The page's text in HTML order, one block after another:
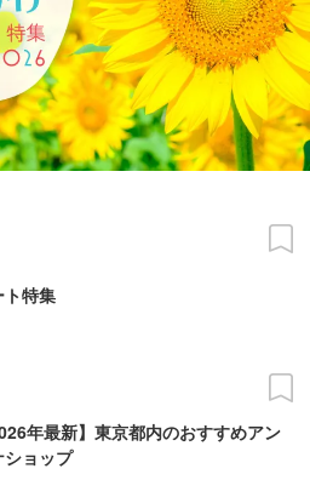
ト特集
年最新】東京都内のおすすめアン
ショップ